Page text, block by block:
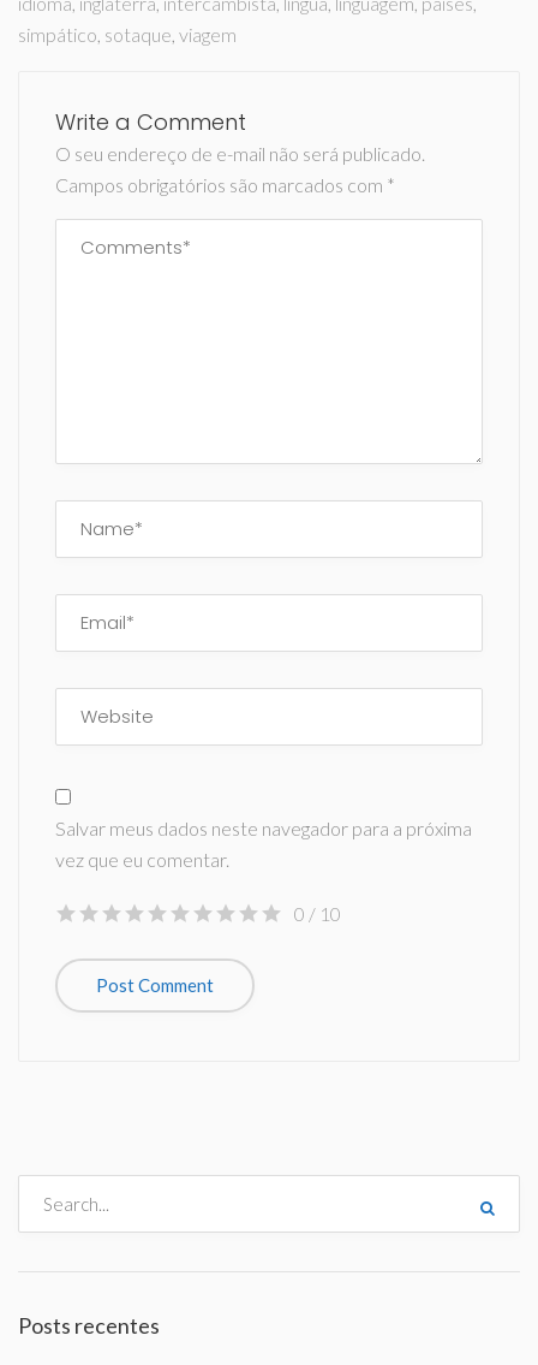
simpático, sotaque, viagem
Write a Comment
O seu endereço de e-mail não será publicado.
Campos obrigatórios são marcados com *
Salvar meus dados neste navegador para a próxima
vez que eu comentar.
0 / 10
Posts recentes